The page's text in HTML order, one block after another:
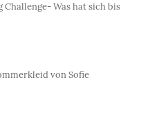
Challenge- Was hat sich bis
von Sofie